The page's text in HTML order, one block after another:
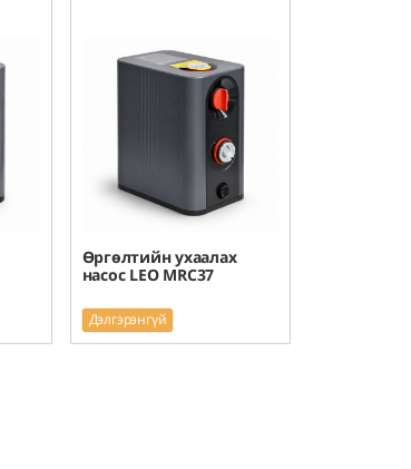
Өргөлтийн ухаалах
насос LEO MRC37
Дэлгэрэнгүй